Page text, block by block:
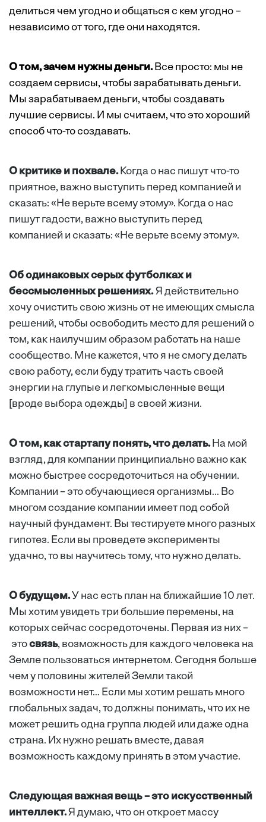
делиться чем угодно и общаться с кем угодно –
независимо от того, где они находятся.
О том, зачем нужны деньги.Все просто: мы не
создаем сервисы, чтобы зарабатывать деньги.
Мы зарабатываем деньги, чтобы создавать
лучшие сервисы. И мы считаем, что это хороший
способ что-то создавать.
О критике и похвале. Когда о нас пишут что-то
приятное, важно выступить перед компанией и
сказать: «Не верьте всему этому». Когда о нас
пишут гадости, важно выступить перед
компанией и сказать: «Не верьте всему этому».
Об одинаковых серых футболках и
бессмысленных решениях.Я действительно
хочу очистить свою жизнь от не имеющих смысла
решений, чтобы освободить место для решений о
том, как наилучшим образом работать на наше
сообщество. Мне кажется, что я не смогу делать
свою работу, если буду тратить часть своей
энергии на глупые и легкомысленные вещи
[вроде выбора одежды] в своей жизни.
О том, как стартапу понять, что делать. На мой
взгляд, для компании принципиально важно как
можно быстрее сосредоточиться на обучении.
Компании – это обучающиеся организмы... Во
многом создание компании имеет под собой
научный фундамент. Вы тестируете много разных
гипотез. Если вы проведете эксперименты
удачно, то вы научитесь тому, что нужно делать.
О будущем.У нас есть план на ближайшие 10 лет.
Мы хотим увидеть три большие перемены, на
которых сейчас сосредоточены. Первая из них –
этосвязь, возможность для каждого человека на
Земле пользоваться интернетом. Сегодня больше
чем у половины жителей Земли такой
возможности нет… Если мы хотим решать много
глобальных задач, то должны понимать, что их не
может решить одна группа людей или даже одна
страна. Их нужно решать вместе, давая
возможность каждому принять в этом участие.
Следующая важная вещь – это искусственный
интеллект.Я думаю, что он откроет массу